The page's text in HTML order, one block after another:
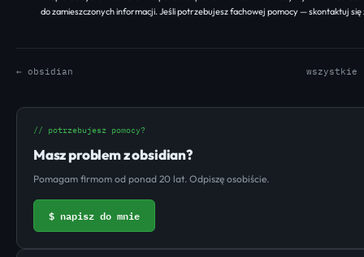
do zamieszczonych informacji. Jeśli potrzebujesz fachowej pomocy —skontaktuj się
← obsidian wszystkie
// potrzebujesz pomocy?
Masz problem z obsidian?
Pomagam firmom od ponad 20 lat. Odpiszę osobiście.
$ napisz do mnie